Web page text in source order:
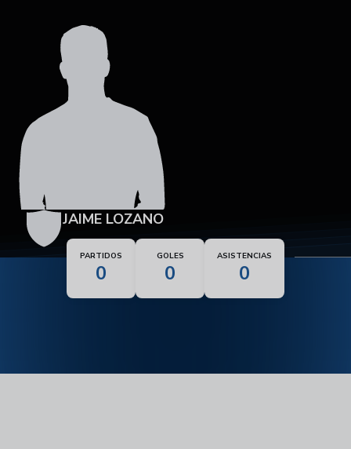
JAIME LOZANO
PARTIDOS
0
GOLES
0
ASISTENCIAS
0